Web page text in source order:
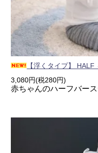
【浮くタイプ】
3,080円(税280円)
赤ちゃんのハーフバー